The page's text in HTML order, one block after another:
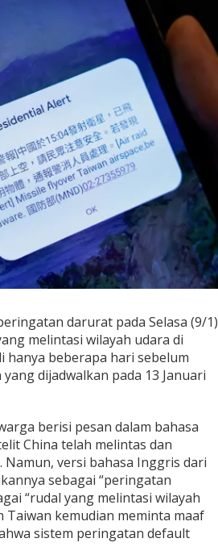
darurat pada Selasa (9/1)
melintasi wilayah udara di
beberapa hari sebelum
dijadwalkan pada 13 Januari
berisi pesan dalam bahasa
China telah melintas dan
versi bahasa Inggris dari
sebagai “peringatan
“rudal yang melintasi wilayah
Taiwan kemudian meminta maaf
sistem peringatan default